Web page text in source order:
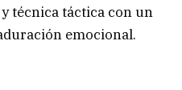
técnica táctica con un
emocional.